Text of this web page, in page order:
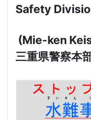
Safety
(Mie-ken
三重県警察本